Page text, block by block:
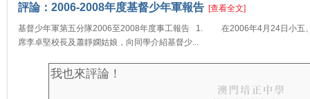
評論：2006-2008年度基督少年軍報告 [查看全文]
基督少年軍第五分隊2006至2008年度事工報告 1. 在2006年4月24日小五
席李卓堅校長及蕭靜嫻姑娘，向同學介紹基督少...